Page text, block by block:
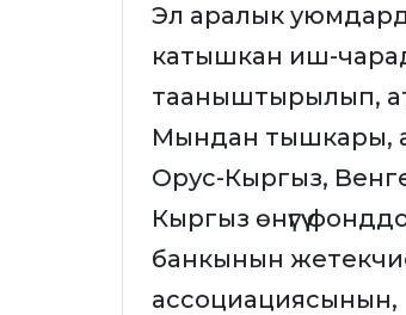
Эл аралык
катышкан иш-
тааныштырылып,
Мындан тышкары,
Орус-Кыргыз,
Кыргыз өнүгүү
банкынын